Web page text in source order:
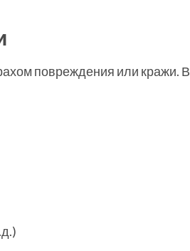
повреждения или кражи. В